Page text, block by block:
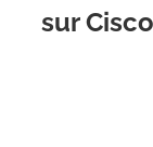
sur